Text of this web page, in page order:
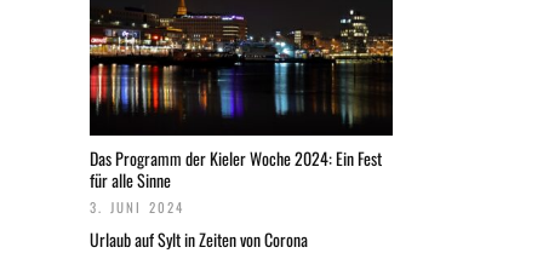
Das Programm der Kieler Woche 2024: Ein Fest
für alle Sinne
3. JUNI 2024
Urlaub auf Sylt in Zeiten von Corona